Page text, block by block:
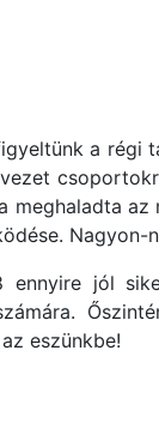
a régi
meghaladta
ennyire jól
eszünkbe!